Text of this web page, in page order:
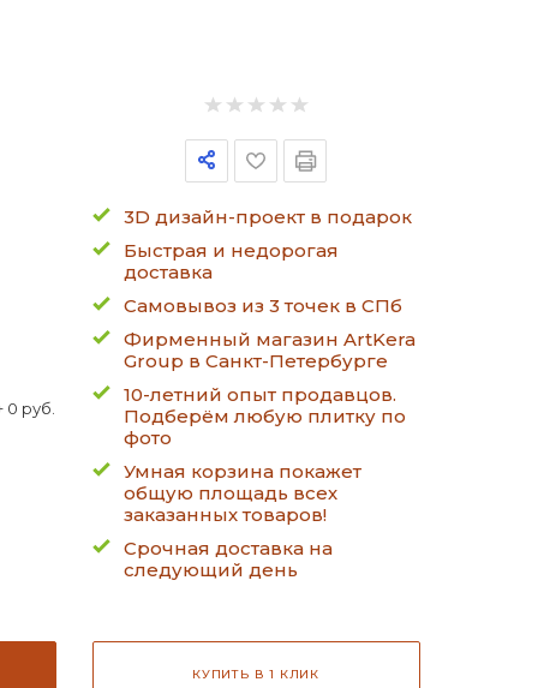
0 руб.
3D дизайн-проект в подарок
Быстрая и недорогая
доставка
Самовывоз из 3 точек в СПб
Фирменный магазин ArtKera
Group в Санкт-Петербурге
10-летний опыт продавцов.
Подберём любую плитку по
фото
Умная корзина покажет
общую площадь всех
заказанных товаров!
Срочная доставка на
следующий день
КУПИТЬ В 1 КЛИК